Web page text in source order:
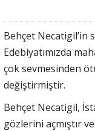
Behçet Necatigil’in
Edebiyatımızda
çok sevmesinden
değiştirmiştir.
Behçet Necatigil,
gözlerini açmıştır